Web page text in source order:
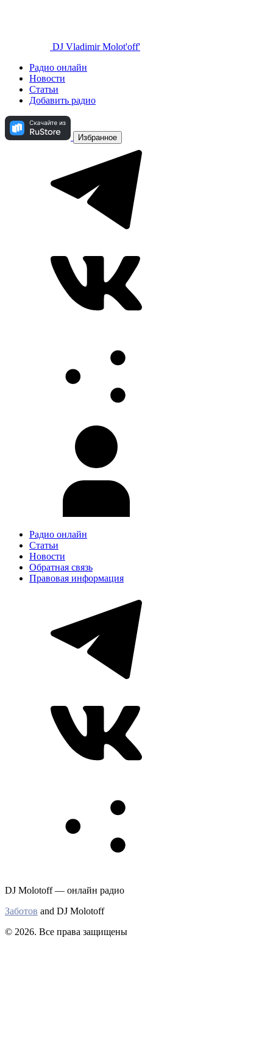
DJ Vladimir Molot'off'
Радио онлайн
Новости
Статьи
Добавить радио
Избранное
Радио онлайн
Статьи
Новости
Обратная связь
Правовая информация
DJ Molotoff — онлайн радио
Заботов and DJ Molotoff
© 2026. Все права защищены